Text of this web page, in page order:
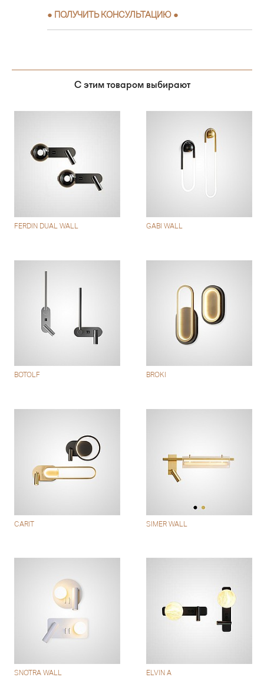
● ПОЛУЧИТЬ КОНСУЛЬТАЦИЮ ●
С этим товаром выбирают
FERDIN DUAL WALL GABI WALL
BOTOLF BROKI
CARIT SIMER WALL
SNOTRA WALL ELVIN A